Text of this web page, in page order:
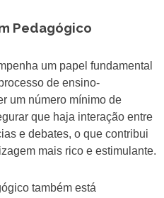
Pedagógico
um papel fundamental
de ensino-
um número mínimo de
que haja interação entre
e debates, o que contribui
mais rico e estimulante.
também está